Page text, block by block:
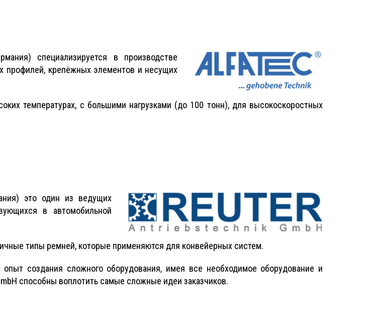
специализируется в производстве
профилей, крепёжных элементов и несущих
температурах, с большими нагрузками (до 100 тонн), для высокоскоростных
это один из ведущих
в автомобильной
типы ремней, которые применяются для конвейерных систем.
создания сложного оборудования, имея все необходимое оборудование и
способны воплотить самые сложные идеи заказчиков.